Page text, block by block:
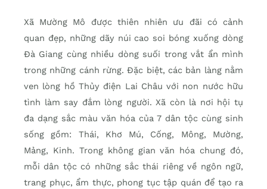
Xã Mường Mô được thiên nhiên ưu đãi có cảnh
quan đẹp, những dãy núi cao soi bóng xuống dòng
Đà Giang cùng nhiều dòng suối trong vắt ẩn mình
trong những cánh rừng. Đặc biệt, các bản làng nằm
ven lòng hồ Thủy điện Lai Châu với non nước hữu
tình làm say đắm lòng người. Xã còn là nơi hội tụ
đa dạng sắc màu văn hóa của 7 dân tộc cùng sinh
sống gồm: Thái, Khơ Mú, Cống, Mông, Mường,
Mảng, Kinh. Trong không gian văn hóa chung đó,
mỗi dân tộc có những sắc thái riêng về ngôn ngữ,
trang phục, ẩm thực, phong tục tập quán để tạo ra